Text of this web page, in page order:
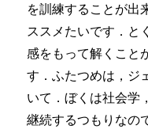
を訓練することが出
ススメたいです．と
感をもって解くこと
す．ふたつめは，ジ
いて．ぼくは社会学
継続するつもりなの